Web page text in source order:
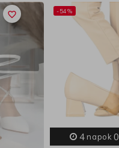
favorite_border -54%
4 napok